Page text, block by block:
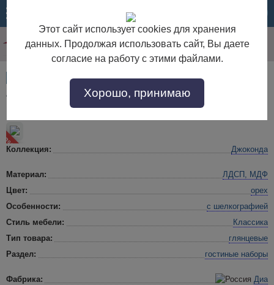
54575
ТВ группа Джоконда орех глянец
Коллекция: Джоконда
Материал:
ЛДСП, МДФ
Цвет:
орех
Особенности:
с шелкографией
Стиль мебели:
Классика
Тип товара:
глянцевые
Раздел:
гостиные наборы
Фабрика: Диа
Этот сайт использует cookies для хранения
данных. Продолжая использовать сайт, Вы даете
согласие на работу с этими файлами.
Хорошо, принимаю